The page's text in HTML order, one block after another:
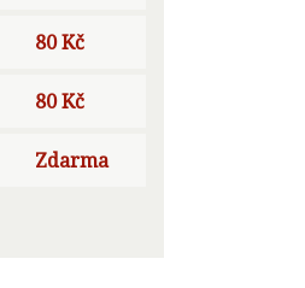
80 Kč
80 Kč
Zdarma